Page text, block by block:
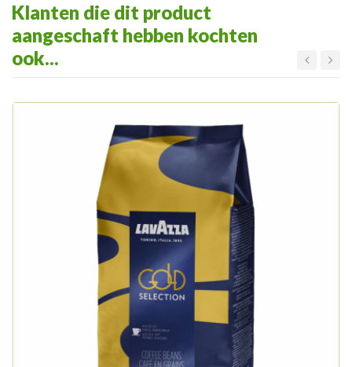
Klanten die dit product
aangeschaft hebben kochten
ook...